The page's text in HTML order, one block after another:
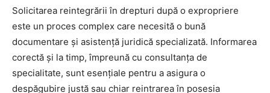
Solicitarea reintegrării în drepturi după o expropriere
este un proces complex care necesită o bună
documentare și asistență juridică specializată. Informarea
corectă și la timp, împreună cu consultanța de
specialitate, sunt esențiale pentru a asigura o
despăgubire justă sau chiar reintrarea în posesia